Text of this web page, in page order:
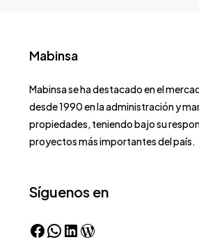
Mabinsa
Mabinsa se ha destacado en el
desde 1990 en la administración y
propiedades, teniendo bajo su
proyectos más importantes del país.
Síguenos en